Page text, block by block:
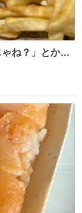
ね？」とか
て怖い